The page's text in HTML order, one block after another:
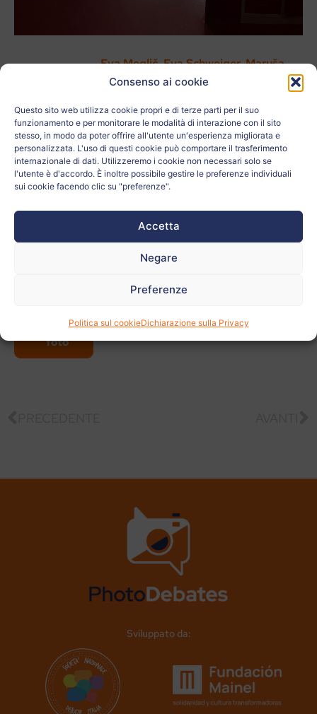
Consenso ai cookie
Questo sito web utilizza cookie propri e di terze parti per il suo
funzionamento e per monitorare le modalità di interazione con il sito
stesso, in modo da poter offrire all'utente un'esperienza migliorata e
personalizzata. L'uso di questi cookie può comportare il trasferimento
internazionale di dati. Utilizzeremo i cookie non necessari solo se
l'utente è d'accordo. È inoltre possibile gestire le preferenze individuali
sui cookie facendo clic su "preferenze".
Accetta
Negare
Preferenze
Politica sul cookieDichiarazione sulla Privacy
L'autore: Eva Meglič, Eva Schweiger, Maruša
Velikajne
La scuola:
Gimnazija Bežigrad
Età: 17
La città: Ljubljana
Matija Pušnik
altre
foto
Sviluppato da: